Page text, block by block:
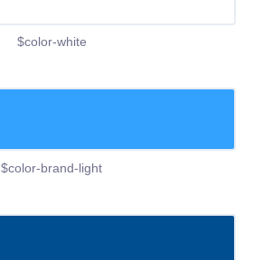
$color-white
$color-brand-light